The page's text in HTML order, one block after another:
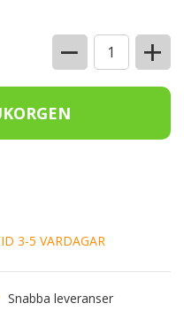
− +
3-5 VARDAGAR
Snabba leveranser